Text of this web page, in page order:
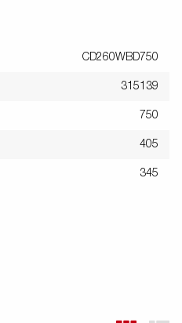
CD260WBD750
315139
750
405
345